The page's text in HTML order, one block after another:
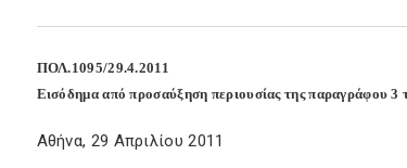
ΠΟΛ.1095/29.4.2011
Εισόδημα από προσαύξηση περιουσίας της παραγράφου
Αθήνα, 29 Απριλίου 2011